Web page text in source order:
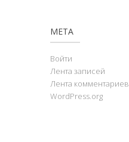
МЕТА
Войти
Лента записей
Лента комментариев
WordPress.org